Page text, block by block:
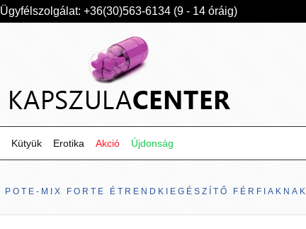
Ügyfélszolgálat: +36(30)563-6134 (9 - 14 óráig)
Kütyük Erotika Akció Újdonság
POTE-MIX FORTE ÉTRENDKIEGÉSZÍTŐ FÉRFIAKNAK